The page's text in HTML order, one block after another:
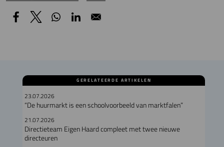
GERELATEERDE ARTIKELEN
23.07.2026
“De huurmarkt is een schoolvoorbeeld van marktfalen”
21.07.2026
Directieteam Eigen Haard compleet met twee nieuwe
directeuren